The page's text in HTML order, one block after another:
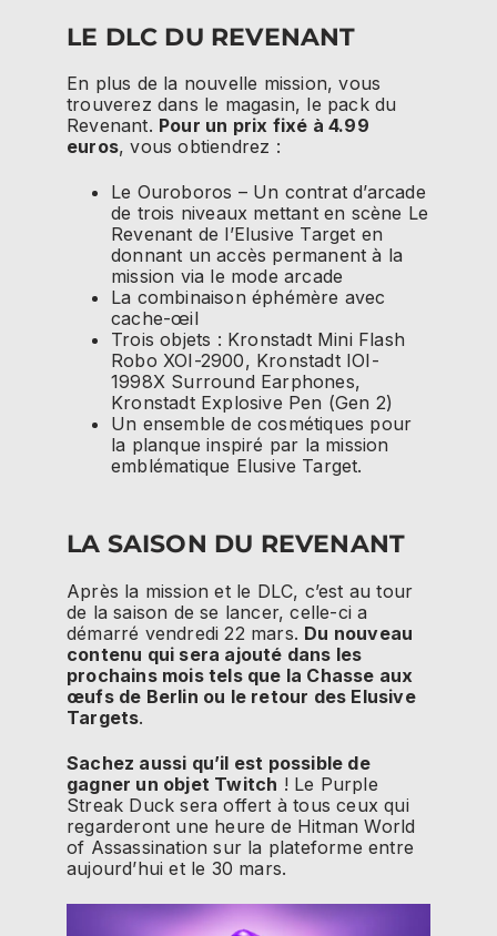
LE DLC DU REVENANT
En plus de la nouvelle mission, vous
trouverez dans le magasin, le pack du
Revenant. Pour un prix fixé à 4.99
euros, vous obtiendrez :
Le Ouroboros – Un contrat d’arcade
de trois niveaux mettant en scène Le
Revenant de l’Elusive Target en
donnant un accès permanent à la
mission via le mode arcade
La combinaison éphémère avec
cache-œil
Trois objets : Kronstadt Mini Flash
Robo XOI-2900, Kronstadt IOI-
1998X Surround Earphones,
Kronstadt Explosive Pen (Gen 2)
Un ensemble de cosmétiques pour
la planque inspiré par la mission
emblématique Elusive Target.
LA SAISON DU REVENANT
Après la mission et le DLC, c’est au tour
de la saison de se lancer, celle-ci a
démarré vendredi 22 mars. Du nouveau
contenu qui sera ajouté dans les
prochains mois tels que la Chasse aux
œufs de Berlin ou le retour des Elusive
Targets.
Sachez aussi qu’il est possible de
gagner un objet Twitch ! Le Purple
Streak Duck sera offert à tous ceux qui
regarderont une heure de Hitman World
of Assassination sur la plateforme entre
aujourd’hui et le 30 mars.